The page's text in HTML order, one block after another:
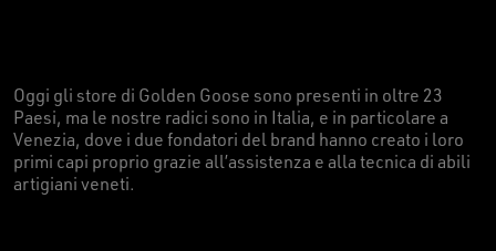
Oggi gli store di Golden Goose sono presenti in oltre 23
Paesi, ma le nostre radici sono in Italia, e in particolare a
Venezia, dove i due fondatori del brand hanno creato i loro
primi capi proprio grazie all’assistenza e alla tecnica di abili
artigiani veneti.